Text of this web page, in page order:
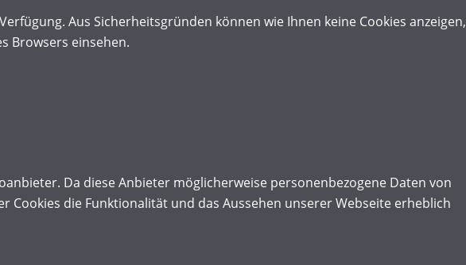
Aus Sicherheitsgründen können wie Ihnen keine Cookies anzeigen,
Browsers einsehen.
Da diese Anbieter möglicherweise personenbezogene Daten von
Cookies die Funktionalität und das Aussehen unserer Webseite erheblich